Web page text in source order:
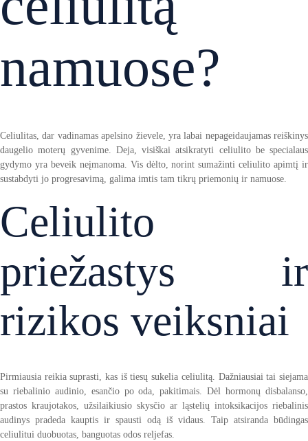
namuose?
Celiulitas, dar vadinamas apelsino žievele, yra labai nepageidaujamas reiškinys
daugelio moterų gyvenime. Deja, visiškai atsikratyti celiulito be specialaus
gydymo yra beveik neįmanoma. Vis dėlto, norint sumažinti celiulito apimtį ir
sustabdyti jo progresavimą, galima imtis tam tikrų priemonių ir namuose.
Celiulito
priežastys ir
rizikos veiksniai
Pirmiausia reikia suprasti, kas iš tiesų sukelia celiulitą. Dažniausiai tai siejama
su riebalinio audinio, esančio po oda, pakitimais. Dėl hormonų disbalanso,
prastos kraujotakos, užsilaikiusio skysčio ar ląstelių intoksikacijos riebalinis
audinys pradeda kauptis ir spausti odą iš vidaus. Taip atsiranda būdingas
celiulitui duobuotas, banguotas odos reljefas.